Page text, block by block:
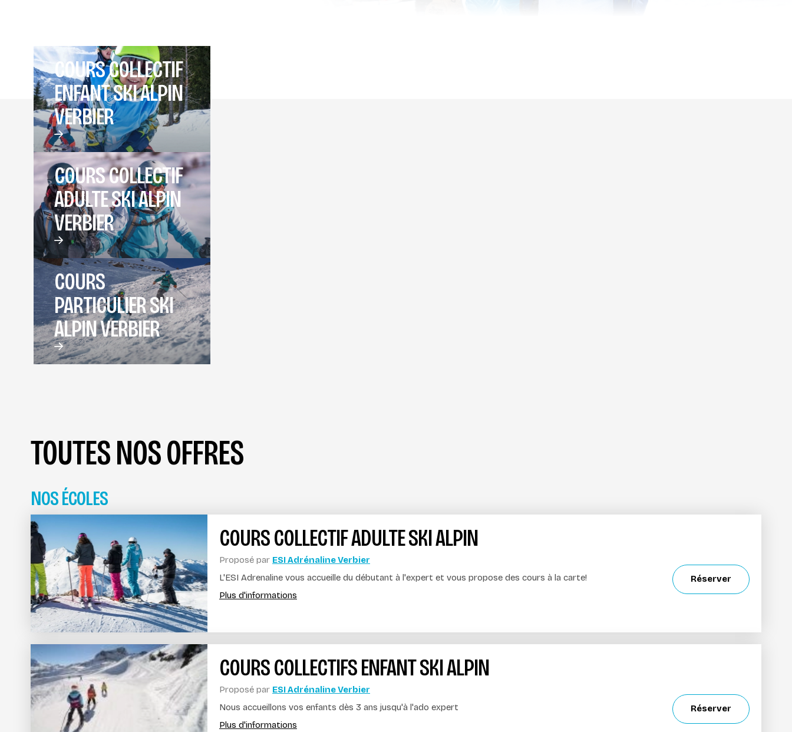
COURS COLLECTIF
ENFANT SKI ALPIN
VERBIER
COURS COLLECTIF
ADULTE SKI ALPIN
VERBIER
COURS
PARTICULIER SKI
ALPIN VERBIER
TOUTES NOS OFFRES
NOS ÉCOLES
COURS COLLECTIF ADULTE SKI ALPIN
Proposé par ESI Adrénaline Verbier
Réserver
L'ESI Adrenaline vous accueille du débutant à l'expert et vous propose des cours à la carte!
Plus d'informations
COURS COLLECTIFS ENFANT SKI ALPIN
Proposé par ESI Adrénaline Verbier
Réserver
Nous accueillons vos enfants dès 3 ans jusqu'à l'ado expert
Plus d'informations